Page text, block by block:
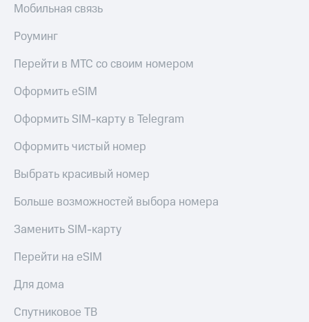
Мобильная связь
Роуминг
Перейти в МТС со своим номером
Оформить eSIM
Оформить SIM-карту в Telegram
Оформить чистый номер
Выбрать красивый номер
Больше возможностей выбора номера
Заменить SIM-карту
Перейти на eSIM
Для дома
Спутниковое ТВ